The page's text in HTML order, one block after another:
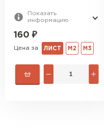
Показать
информацию
160 ₽
Цена за ЛИСТ М2 М3